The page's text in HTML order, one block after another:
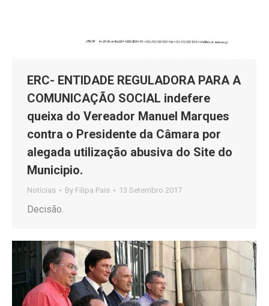
ERC- ENTIDADE REGULADORA PARA A
COMUNICAÇÃO SOCIAL indefere
queixa do Vereador Manuel Marques
contra o Presidente da Câmara por
alegada utilização abusiva do Site do
Municipio.
Notícias By Filipa Pais 13 Setembro 2017
Decisão.